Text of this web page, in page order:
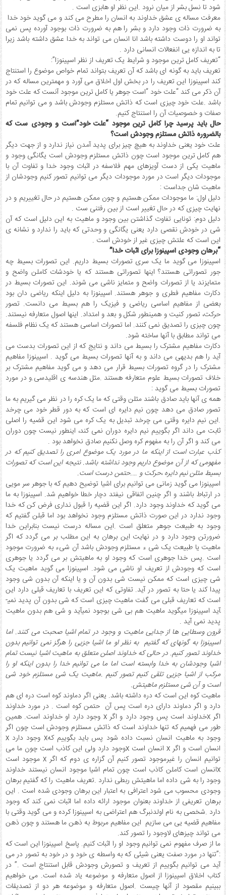
شود تا نسل بشر از میان نرود .این نظر او هابزی است .
معرفت مساله ی عشق خداوند به انسان را مطرح می کند و می گوید خود خدا
به ضرورت ذات وجود دارد و بشر را هم به ضرورت ذات بوجود آورده پس نمی
تواند او را دوست داشته باشد انا انسان می تواند به خدا عشق داشته باشد زیرا
تا به اندازه یی انفعالات انسانی دارد .
“تعریف کامل ترین موجود و شرایط یک تعریف از نظر اسپینوزا”:
تعریف باید به گونه ای باشد که آن تعریف بتواند تمام خواص موضوع را استنتاج
کند اسپینوزا این تعریف را در بخش اول اخلاق می آورد و مهمترین مساله که در
آن ذکر می کند “علت خود “است جوهر یا کامل ترین موجود آنست که علت خود
باشد .علت خود چیزی است که ذاتش مستلزم وجودش باشد و می توانیم تمام
صفات و خصوصیات آن را استنتاج کنیم.
حال باید پرسید چرا کامل ترین موجود “علت خود”است و وجودی ست که
بالضروره ذاتش مستلزم وجودش است؟
علت خود یعنی خداوند به هیچ چیز برای پدید آمدن نیاز ندارد و از جهت دیگر
هم کامل ترین موجود است چون ذاتش مستلزم وجودش است یگانگی وجود و
ماهیت یکی از دست آویزهای مهم فلاسفه در اثبات وجود خدا و تفاوت آن با
موجودات دیگر است در مورد موجودات دیگر می توانیم تصور کنیم وجودشان از
ماهیت شان جداست :
دلیل اول: ما موجودات ممکن هستیم و چون ممکن هستیم در حال تغییریم و در
نهایت چیزی که در حال تغییر است از بین رفتنی ست .
دلیل دوم: تونایی تفاوت گذاشتن بین وجود و ماهیت به این دلیل است که آن
شی در خودش نقصی دارد یعنی یگانگی و وحدتی که باید را ندارد و نشانه ی
این است که علتش چیزی غیر از خودش است .
“برهان وجودی اسپینوزا برای اثبات خدا”
اسپینوزا می گوید ما یک سری تصورات بسیط داریم. این تصورات بسیط چه
جور تصوراتی هستند؟ اینها تصوراتی هستند که یا خودشات کاملن واضح و
متمایزند یا از تصورات واضح و متمایز ناشی می شوند. این تصورات بسیط در
دکارت مفاهیم فطری و جوهر هستند. اسپینوزا به دلیل اینکه ریاضی دان بود
بعضی از مفاهیم اساسی ریاضی و فیزیک را هم بسیط می دانست. تصور
حرکت، تصور کنیت و همینطور شکل و بعد و امتداد. اینها اصول متعارفه نیستند.
چون چیزی را تصدیق نمی کنند. اما تصورات اساسی هستند که یک نظام فلسفه
می تواند مطابق با آنها ساخته شود.
دکارت مفاهیم مشترک را بسیط می داند و نتایج که از این تصورات بدست می
آید را هم بدیهی می داند و به آنها تصورات بسیط می گوید . اسپینوزا مفاهیم
مشترک را در گروه تصورات بسیط قرار می دهد و می گوید مفاهیم مشترک بر
خلاف تصورات بسیط علوم متعارفه هستند .مثل هندسه ی اقلیدسی.و در مورد
تصورات بسیط می گوید :
همه ی آنها باید صادق باشند مثلن وقتی که ما یک کره را در نظر می گیریم به ما
تصور صادق می دهد چون نیم دایره ای است که به دور قطر خود می چرخد
.این نیم دایره وقتی می چرخد تبدیل به یک کره می شود این قضیه را اصلی
ثابت می داند اگر بگوییم نیم دایره دوران نمی کند، اینطور نیست چون دوران
می کند و اگر آن را به مفهوم کره وصل نکنیم صادق نخواهد بود .
کذب عبارت است از اینکه ما در مورد یک موضوع امری را تصدیق کنیم که در
مفهومی که از آن موضوع داریم وجود نداشته باشد. نتیجه این است که تصورات
بسیط مثلن نیم دایره ،حرکت و ….حتمن درست است.
اسپینوزا می گوید زمانی می توانیم برای اشیا توضیح دهیم که با جوهر سر مویی
در ارتباط باشند و اگر چنین اتفاقی نیفتد دچار خطا خواهیم شد. اسپینوزا به ما
می گوید که خداوند وجود دارد. اگر این قضیه را قبول نداری فرض کن که خدا
وجود ندارد در این صورت ذاتش مستلزم وجود نخواهد بود اما قبلن گفتیم که
وجود به طبیعت جوهر متعلق است .این مساله درست نیست بنابراین خدا
ضرورتن وجود دارد و در نهایت این برهان به این مطلب بر می گردد که اگر
ماهیت یا طبیعت یک شی ء مستلزم وجودش باشد آن شیء به ضرورت موجود
است .پس خدا جوهری است که وجود او به ماهیتش بر می گردد یا جوهری
است که وجودش از تعریف او ناشی می شود. اسپینوزا می گوید ماهیت یک
شی چیزی است که ممکن نیست شی بدون آن و یا اینکه آن بدون شی وجود
پیدا کند یا حتا به تصور در آید. تفاوتی که این تعریف با تعاریف قبلی دارد این
است که تعاریف قبلی می گفت ماهیت چیزی است که شی بدون آن پدید نمی­
آید اسپینوزا می­گوید ماهیت هم بی شی بوجود نمی­آید و شی هم بدون ماهیت
پدید نمی آید .
قرون وسطایی ها از جدایی ماهیت و وجود در تمام اشیا صحبت می کنند. اما
اسپینوزا به گونه­ای که گفتیم به نظر او ما اشیا جزیی را هرگز نمی توانیم بدون
خداوند تصور کنیم. در حالی که خداوند اصلن متعلق به ماهیت اشیا نیست تمام
اشیا وجودشان به خدا وابسته است اما ما می توانیم خدا را بدون اینکه او را
مرکب از اشیا جزیی تلقی کنیم تصور کنیم .ماهیت یک شی مستلزم خود شی
است و آن شی مستلزم ماهیتش.
ماهیت کوه این است که دره داشته باشد. یعنی اگر دماوند کوه است دره ای هم
دارد و اگر دماوند دارای دره است پس آن حتمن کوه است . در مورد خداوند
اگر xخداوند است پس وجود دارد و اگر x وجود دارد او خداوند است. همین
طور می فهمیم که تنها خداوند است که ذاتش مستلزم وجودش است چون اگر
وجود به ماهیت انسان نسبت داده شود پس باید بگوییم کهx وجود دارد x
انسان است و اگر x انسان است xوجود دارد ولی این کاذب است چون ما می
توانیم انسان را غیرموجود تصور کنیم آن گزاره ی دوم که اگر x موجود است
xانسان است کاملن کاذب است چون تمام اشیا موجود انسان نیستند خداوند
وجود را به شی داده اما ماهیتش ربطی ندارد .تعریف ماهیت را که گفتیم برهان
وجودی محسوب می شود اعترافی به اعتبار این برهان وجودی شده است . این
برهان تعریفی از خداوند بعنوان موجود ارائه داده اما اثبات نمی کند که وجود
دارد .شخصی به نام اولدنبرگ هم اعتراضی به اسپینوزا کرده و می گوید وقتی با
مفاهیم قضیه یی می سازیم این مفاهیم مربوط به ذهن ما هستند و چون ذهن
می تواند چیزهای لاوجود را تصور کند.
ما از صرف مفهوم نمی توانیم وجود او را اثبات کنیم. پاسخ اسپینوزا این است که
:”تنها در مورد صفت یعنی شیئی که به واسطه ی خود و در خود به تصور در می
آید می توانیم بگوییم از تعریف و تصورش وجودش قابل استنتاج است .” در
کتاب اخلاق اسپینوزا از اصول متعارفه و موضوعه یاد شده است. می خواهیم
ببینیم مقصود از آنها چیست .اصول متعارفه و موضوعه هر دو از تصدیقات